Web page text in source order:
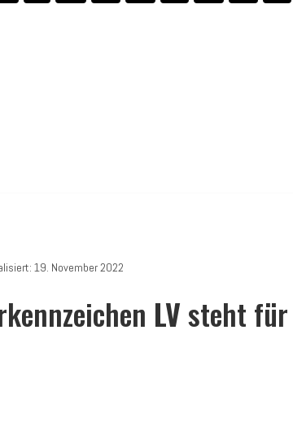
19. November 2022
LVsteht für